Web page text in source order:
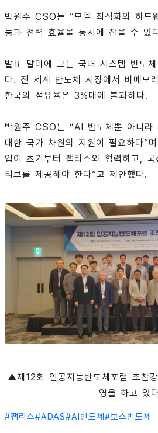
박원주 CSO는 “모델 최적화와 하드
능과 전력 효율을 동시에 잡을 수 있
발표 말미에 그는 국내 시스템 반도
다. 전 세계 반도체 시장에서 비메모
한국의 점유율은 3%대에 불과하다.
박원주 CSO는 “AI 반도체뿐 아니라
대한 국가 차원의 지원이 필요하다”
업이 초기부터 팹리스와 협력하고,
티브를 제공해야 한다”고 제안했다.
▲제12회 인공지능반도체포럼 조찬
영을 하고 있
#팹리스#ADAS#AI반도체 #보스반도체